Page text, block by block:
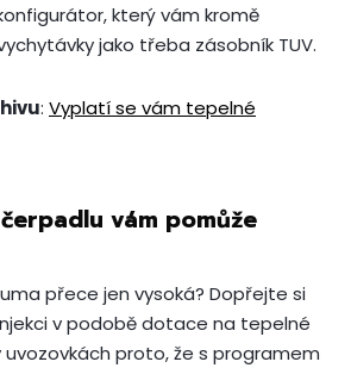
který vám kromě
jako třeba zásobník TUV.
: Vyplatí se vám tepelné
vám pomůže
přece jen vysoká? Dopřejte si
v podobě dotace na tepelné
uvozovkách proto, že s programem